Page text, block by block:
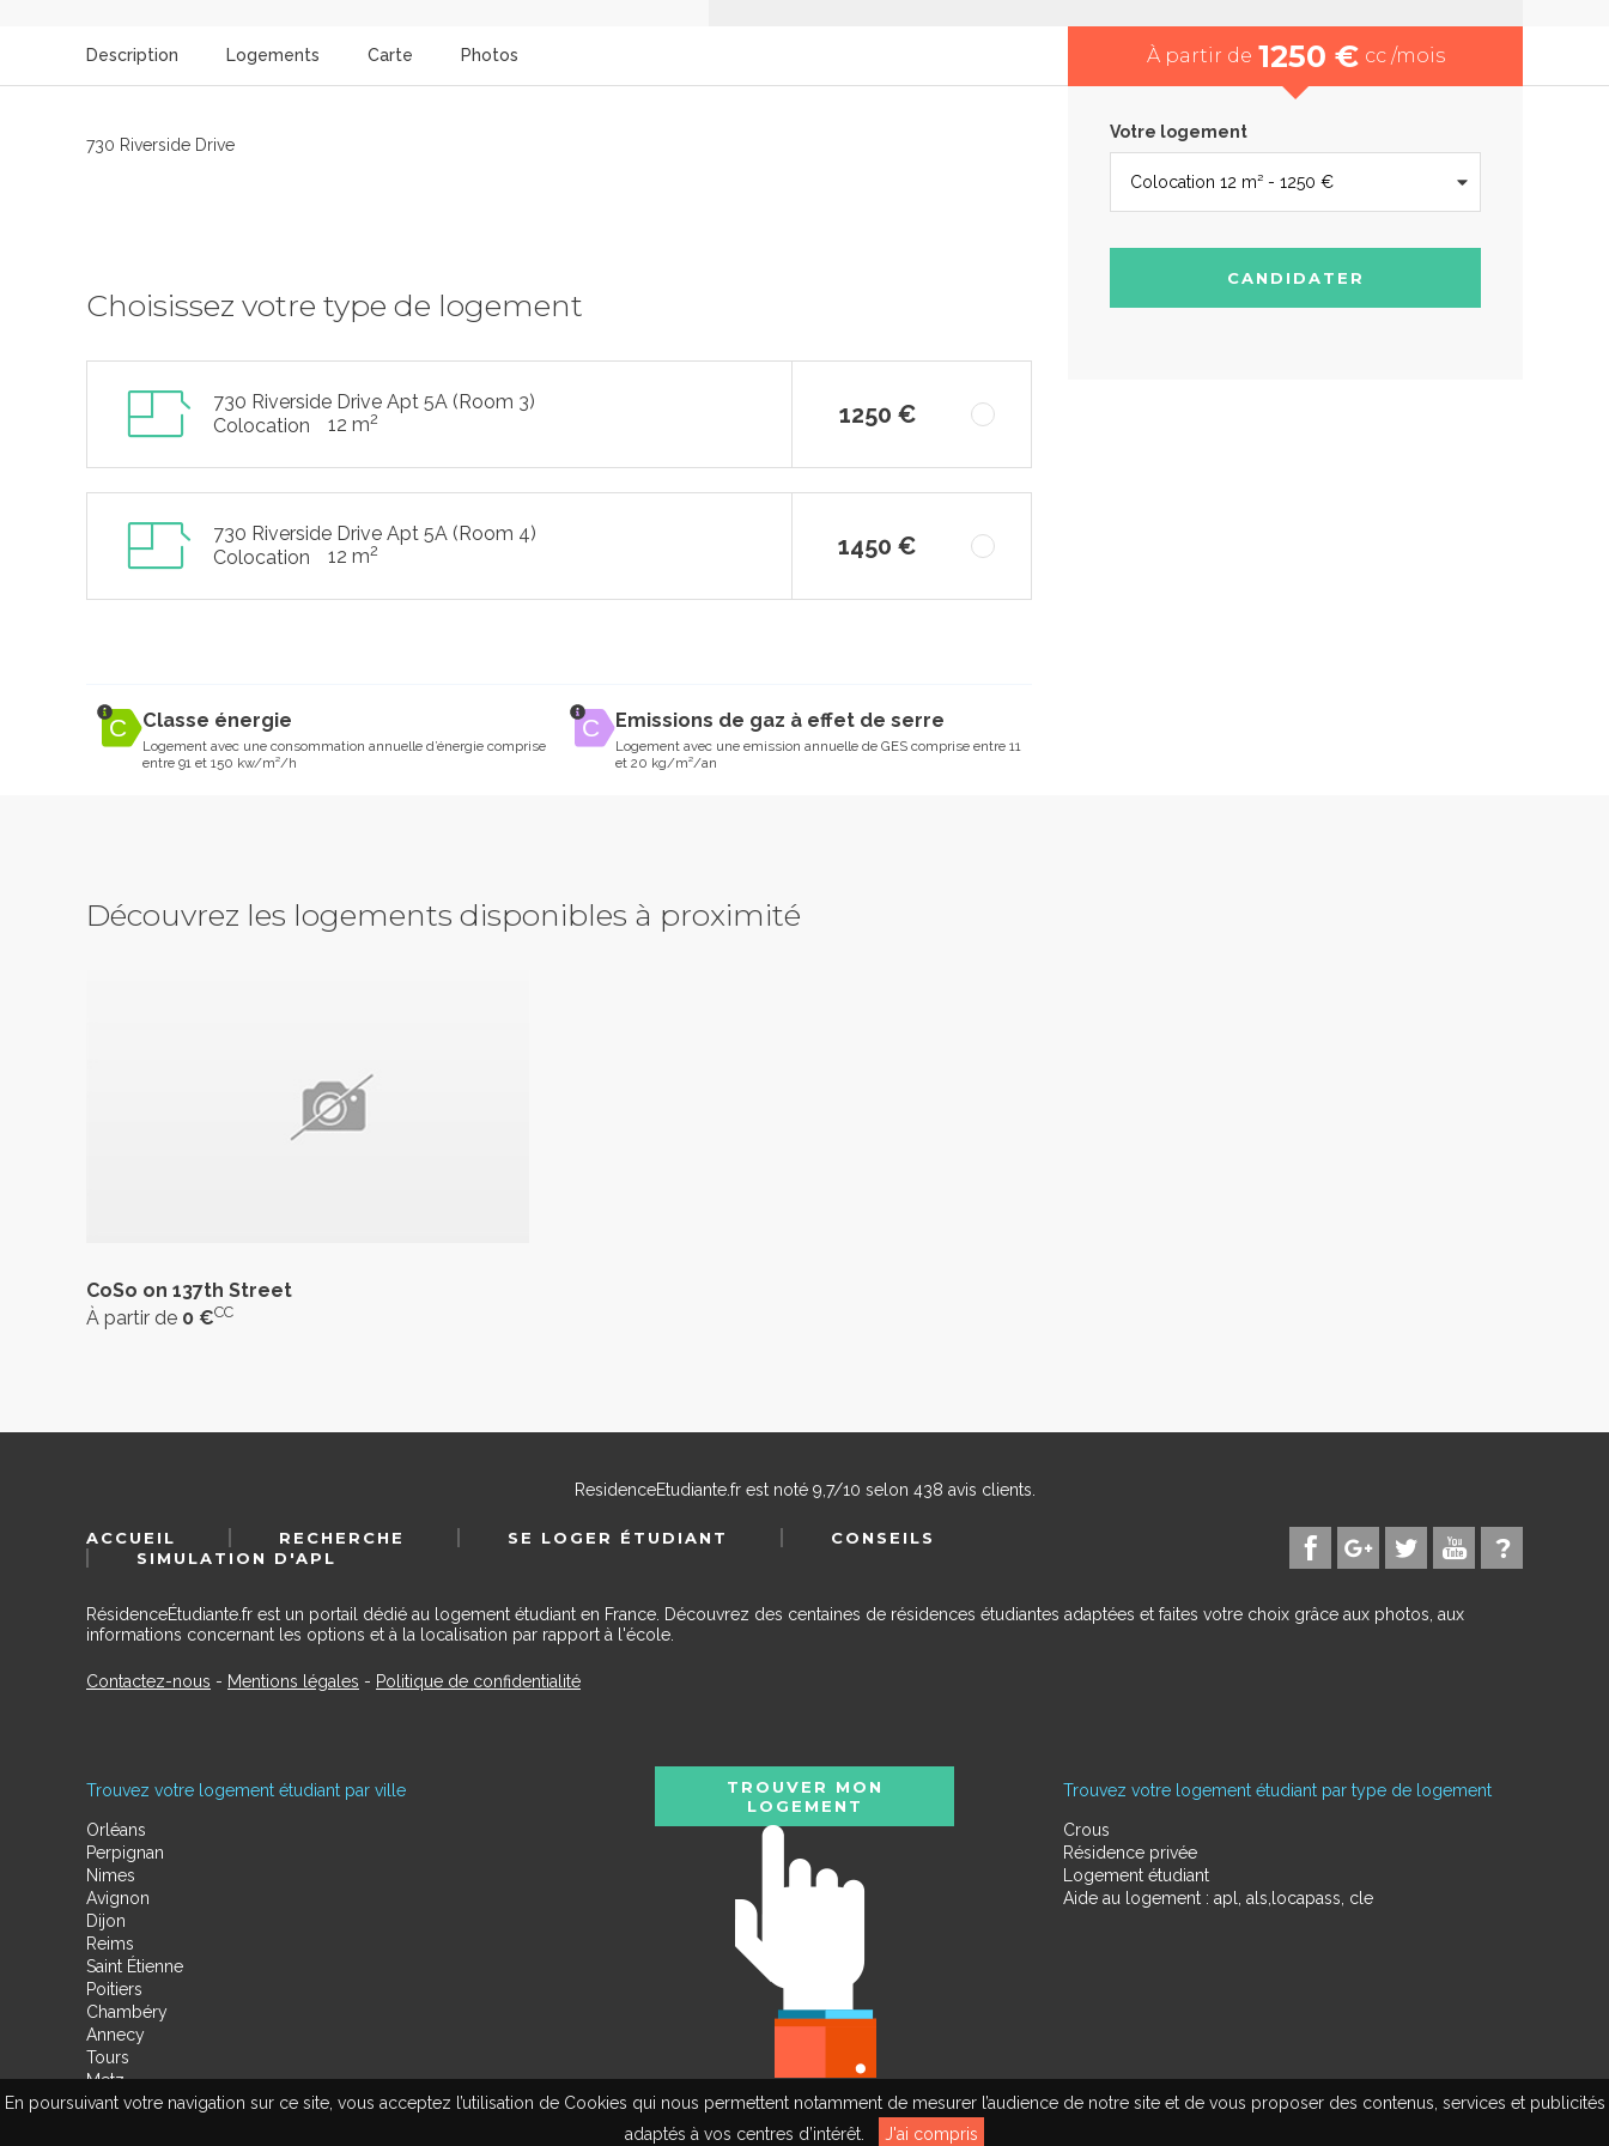
En poursuivant votre navigation sur ce site, vous acceptez l’utilisation de Cookies qui nous permettent notamment de mesurer l’audience de notre site et de vous proposer des contenus, services et publicités
adaptés à vos centres d’intérêt.
J'ai compris
Description Logements Carte Photos
730 Riverside Drive
Choisissez votre type de logement
730 Riverside Drive Apt 5A (Room 3)
Colocation
12 m2 1250 €
730 Riverside Drive Apt 5A (Room 4)
Colocation
12 m2 1450 €
Classe énergie
Logement avec une consommation annuelle d’énergie comprise
entre 91 et 150 kw/m²/h
Emissions de gaz à effet de serre
Logement avec une emission annuelle de GES comprise entre 11
et 20 kg/m²/an
À partir de 1250 € cc /mois
Votre logement
CANDIDATER
Découvrez les logements disponibles à proximité
CoSo on 137th Street
À partir de 0 €CC
ResidenceEtudiante.frest noté 9,7/10 selon 438 avis clients.
ACCUEIL RECHERCHE SE LOGER ÉTUDIANT
CONSEILS
SIMULATION D'APL
RésidenceÉtudiante.fr est un portail dédié au logement étudiant en France. Découvrez des centaines de résidences étudiantes adaptées et faites votre choix grâce aux photos, aux
informations concernant les options et à la localisation par rapport à l'école.
Contactez-nous - Mentions légales - Politique de confidentialité
Trouvez votre logement étudiant par ville
Orléans
Perpignan
Nimes
Avignon
Dijon
Reims
Saint Étienne
Poitiers
Chambéry
Annecy
Tours
Metz
Amiens
Trouvez votre logement étudiant par type de logement
Crous
Résidence privée
Logement étudiant
Aide au logement : apl, als,locapass, cle
TROUVER MON
LOGEMENT